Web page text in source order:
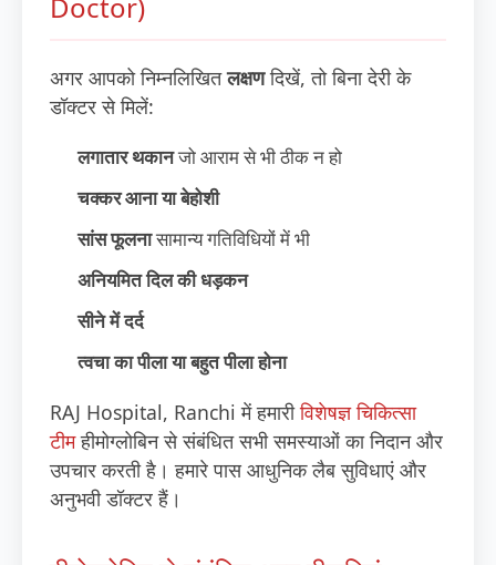
अगर आपको निम्नलिखितलक्षणदिखें, तो बिना देरी के
डॉक्टर से मिलें:
लगातार थकानजो आराम से भी ठीक न हो
चक्कर आना या बेहोशी
सांस फूलनासामान्य गतिविधियों में भी
अनियमित दिल की धड़कन
सीने में दर्द
त्वचा का पीला या बहुत पीला होना
RAJ Hospital, Ranchi में हमारीविशेषज्ञ चिकित्सा
टीमहीमोग्लोबिन से संबंधित सभी समस्याओं का निदान और
उपचार करती है। हमारे पास आधुनिक लैब सुविधाएं और
अनुभवी डॉक्टर हैं।